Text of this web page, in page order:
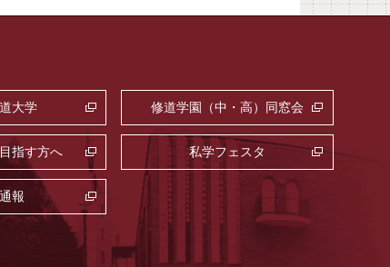
大学 修道学園（中・高）同窓会
指す方へ 私学フェスタ
報